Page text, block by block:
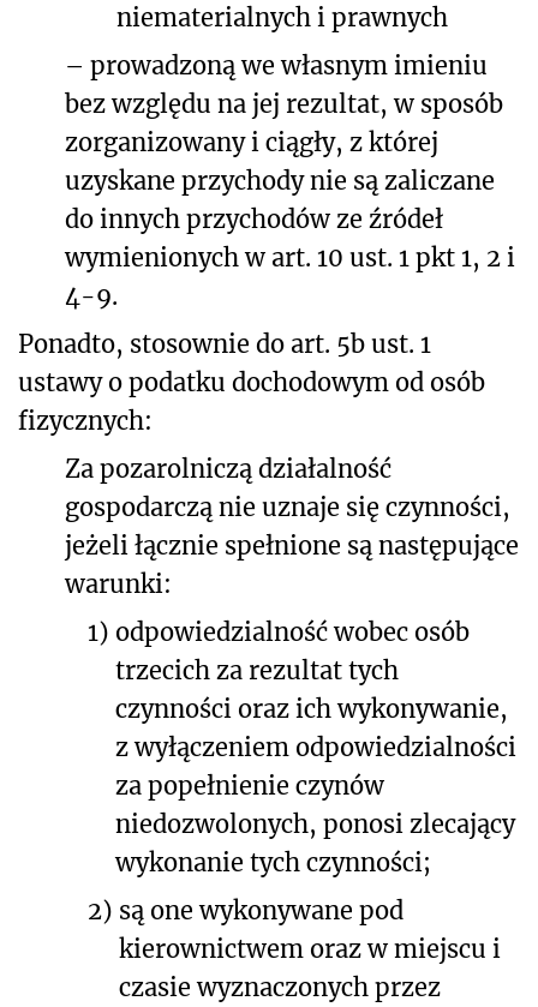
niematerialnych i prawnych
– prowadzoną we własnym imieniu
bez względu na jej rezultat, w sposób
zorganizowany i ciągły, z której
uzyskane przychody nie są zaliczane
do innych przychodów ze źródeł
wymienionych w art. 10 ust. 1 pkt 1, 2 i
4-9.
Ponadto, stosownie do art. 5b ust. 1
ustawy o podatku dochodowym od osób
fizycznych:
Za pozarolniczą działalność
gospodarczą nie uznaje się czynności,
jeżeli łącznie spełnione są następujące
warunki:
1) odpowiedzialność wobec osób
trzecich za rezultat tych
czynności oraz ich wykonywanie,
z wyłączeniem odpowiedzialności
za popełnienie czynów
niedozwolonych, ponosi zlecający
wykonanie tych czynności;
2) są one wykonywane pod
kierownictwem oraz w miejscu i
czasie wyznaczonych przez